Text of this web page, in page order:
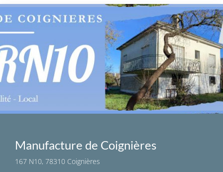
Manufacture de Coignières
167 N10, 78310 Coignières